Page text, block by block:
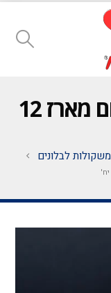
משקולות לבלונים אדום מארז 12
משקולות לבלונים